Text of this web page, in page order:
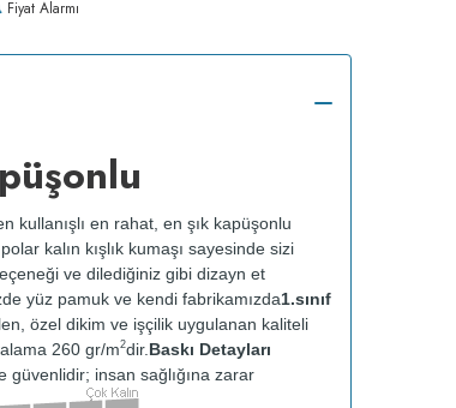
Fiyat Alarmı
kullanışlı en rahat, en şık kapüşonlu
kalın kışlık kumaşı sayesinde sizi
ve dilediğiniz gibi dizayn et
yüz pamuk ve kendi fabrikamızda1.sınıf
özel dikim ve işçilik uygulanan kaliteli
260 gr/m2dir. Baskı Detayları
güvenlidir; insan sağlığına zarar